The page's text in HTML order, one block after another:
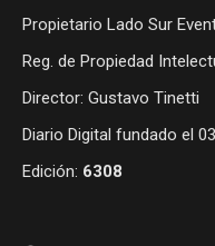
Propietario Lado Sur
Reg. de Propiedad
Director: Gustavo Tinetti
Diario Digital fundado el
Edición: 6308